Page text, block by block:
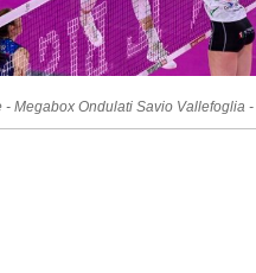
- Megabox Ondulati Savio